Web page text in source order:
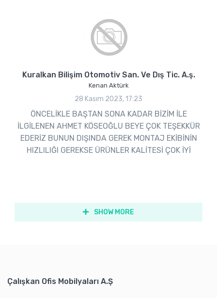
Kuralkan Bilişim Otomotiv San. Ve Dış Tic. A.ş.
Kenan Aktürk
28 Kasım 2023, 17:23
ÖNCELİKLE BAŞTAN SONA KADAR BİZİM İLE
İLGİLENEN AHMET KÖSEOĞLU BEYE ÇOK TEŞEKKÜR
EDERİZ BUNUN DIŞINDA GEREK MONTAJ EKİBİNİN
HIZLILIĞI GEREKSE ÜRÜNLER KALİTESİ ÇOK İYİ
SHOW MORE
Çalışkan Ofis Mobilyaları A.Ş